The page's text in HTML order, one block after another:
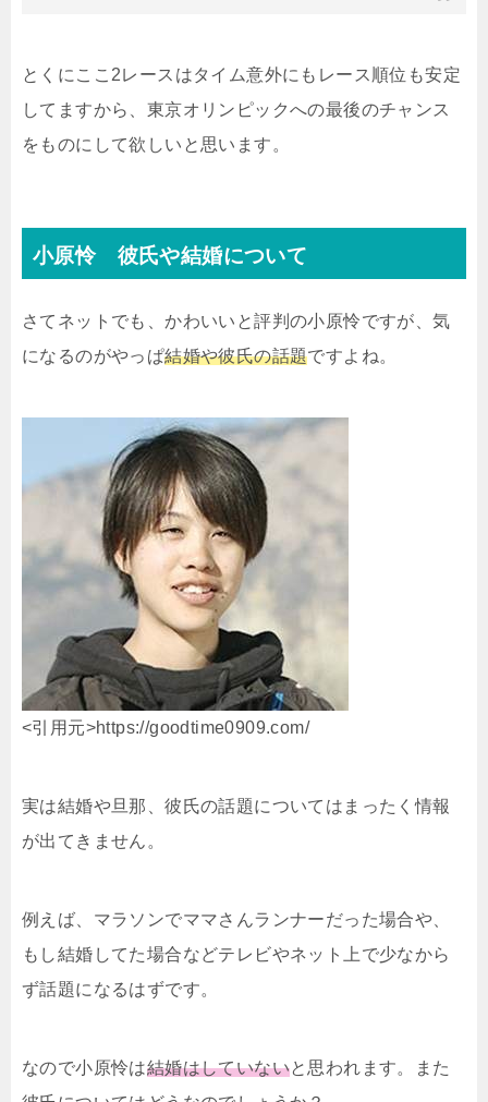
とくにここ2レースはタイム意外にもレース順位も安定
してますから、東京オリンピックへの最後のチャンス
をものにして欲しいと思います。
小原怜 彼氏や結婚について
さてネットでも、かわいいと評判の小原怜ですが、気
になるのがやっぱ結婚や彼氏の話題ですよね。
<引用元>https://goodtime0909.com/
実は結婚や旦那、彼氏の話題についてはまったく情報
が出てきません。
例えば、マラソンでママさんランナーだった場合や、
もし結婚してた場合などテレビやネット上で少なから
ず話題になるはずです。
なので小原怜は結婚はしていないと思われます。また